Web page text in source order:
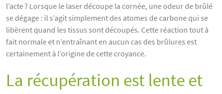
l’acte ? Lorsque le laser découpe la cornée, une odeur de brûlé
se dégage : il s’agit simplement des atomes de carbone qui se
libèrent quand les tissus sont découpés. Cette réaction tout à
fait normale et n’entraînant en aucun cas des brûlures est
certainement à l’origine de cette croyance.
La récupération est lente et